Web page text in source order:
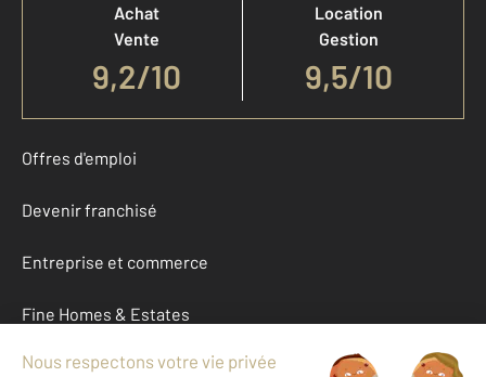
Achat
Vente
9,2/10
Location
Gestion
9,5/10
Offres d'emploi
Devenir franchisé
Entreprise et commerce
Fine Homes & Estates
À propos